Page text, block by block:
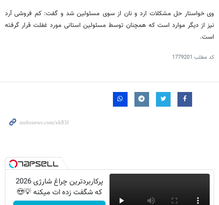
وی خواستار حل مشکلات ارد و نان از سوی مسئولین شد و گفت: کم فروشی آرد
نیز از دیگر موارد است که همچنان توسط مسئولین استانی مورد غفلت قرار گرفته
است.
کد مطلب 1779201
پرکاربردترین چراغ شارژی 2026
که شگفت زده ات میکنه 💡😍